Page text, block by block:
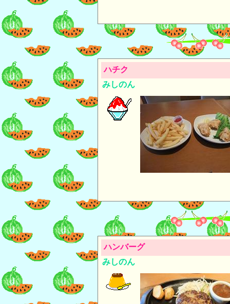
ハチク
みしのん
ハンバーグ
みしのん